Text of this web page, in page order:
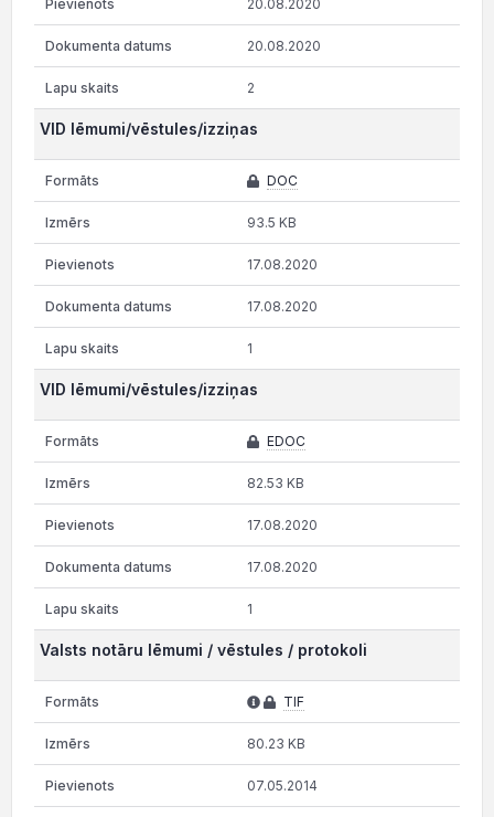
20.08.2020
20.08.2020
2
VID lēmumi/vēstules/izziņas
DOC
93.5 KB
17.08.2020
17.08.2020
1
VID lēmumi/vēstules/izziņas
EDOC
82.53 KB
17.08.2020
17.08.2020
1
Valsts notāru lēmumi / vēstules / protokoli
TIF
80.23 KB
07.05.2014